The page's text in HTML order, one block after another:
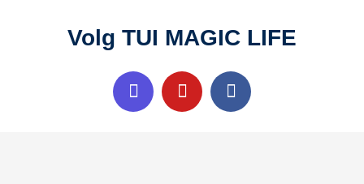
Volg TUI MAGIC LIFE